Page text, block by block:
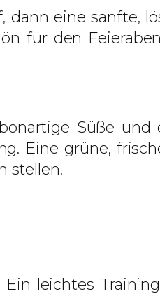
eine sanfte,
für den
Süße und
Eine grüne,
stellen.
leichtes